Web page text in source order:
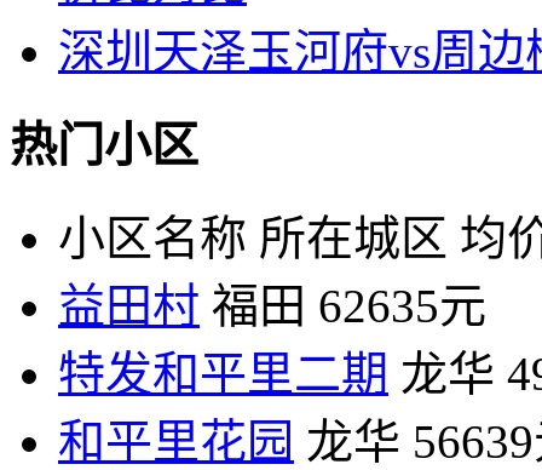
深圳天泽玉河府vs周
热门小区
小区名称 所在城区 均
益田村 福田 62635元
特发和平里二期 龙华
和平里花园 龙华